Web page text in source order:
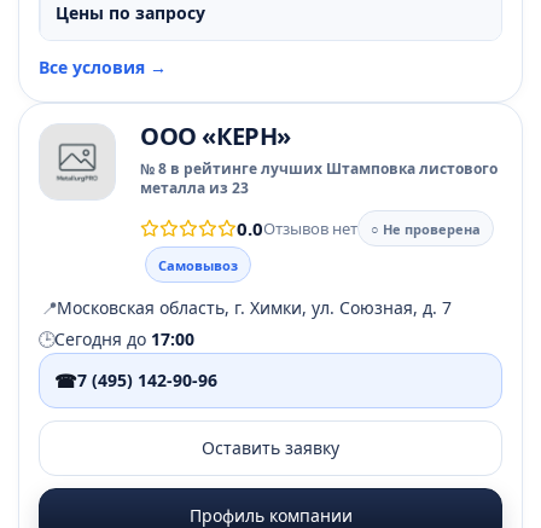
Цены по запросу
Все условия →
ООО «КЕРН»
№ 8 в рейтинге лучших Штамповка листового
металла из 23
0.0Отзывов нет
○ Не проверена
Самовывоз
📍Московская область, г. Химки, ул. Союзная, д. 7
🕒Сегодня до 17:00
☎7 (495) 142-90-96
Оставить заявку
Профиль компании